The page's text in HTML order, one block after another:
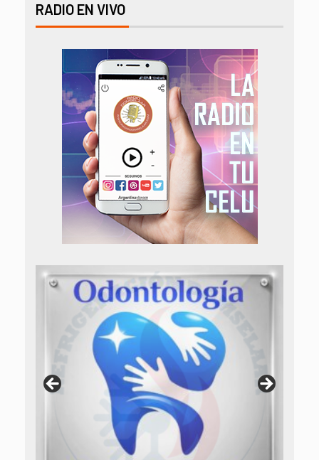
RADIO EN VIVO